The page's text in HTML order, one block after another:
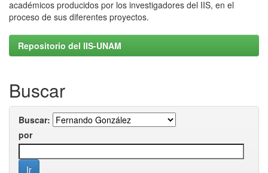
académicos producidos por los investigadores del IIS, en el
proceso de sus diferentes proyectos.
Repositorio del IIS-UNAM
Buscar
Buscar:
por